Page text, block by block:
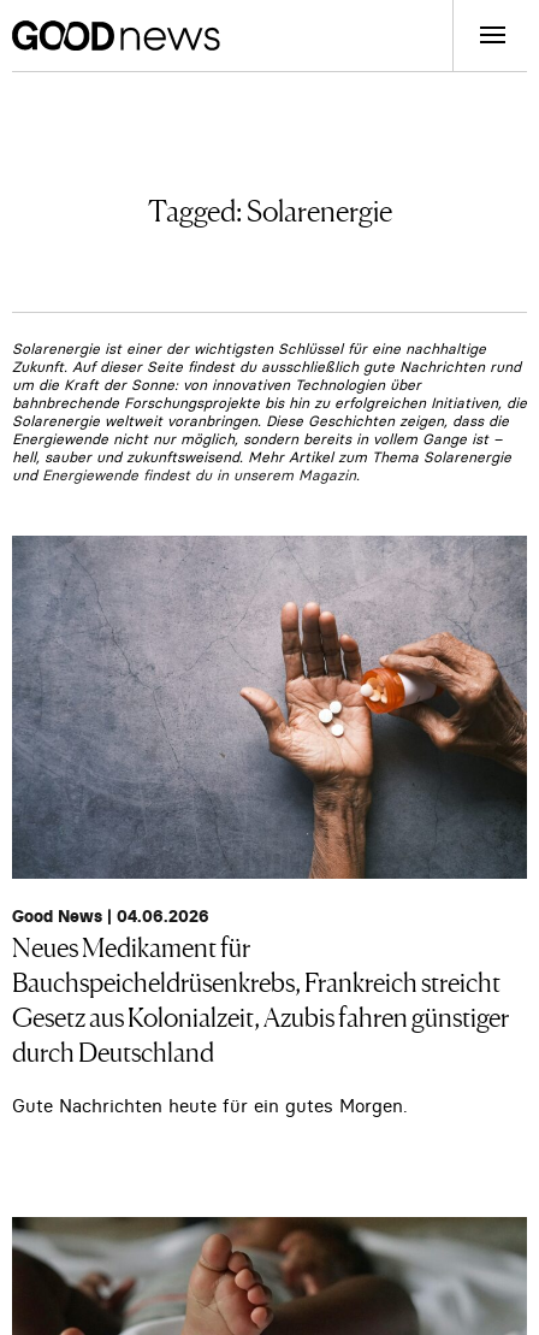
Tagged:Solarenergie
Solarenergie ist einer der wichtigsten Schlüssel für eine nachhaltige
Zukunft. Auf dieser Seite findest du ausschließlich gute Nachrichten rund
um die Kraft der Sonne: von innovativen Technologien über
bahnbrechende Forschungsprojekte bis hin zu erfolgreichen Initiativen, die
Solarenergie weltweit voranbringen. Diese Geschichten zeigen, dass die
Energiewende nicht nur möglich, sondern bereits in vollem Gange ist –
hell, sauber und zukunftsweisend. Mehr Artikel zum Thema Solarenergie
und Energiewende findest du in unserem Magazin.
Good News | 04.06.2026
Neues Medikament für
Bauchspeicheldrüsenkrebs, Frankreich streicht
Gesetz aus Kolonialzeit, Azubis fahren günstiger
durch Deutschland
Gute Nachrichten heute für ein gutes Morgen.